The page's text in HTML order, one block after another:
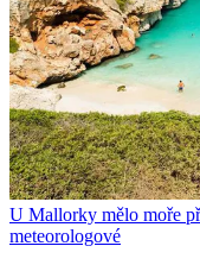
U Mallorky mělo moře
meteorologové